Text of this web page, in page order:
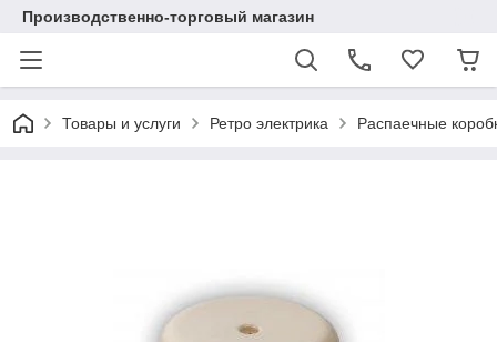
Производственно-торговый магазин
Товары и услуги Ретро электрика Распаечные